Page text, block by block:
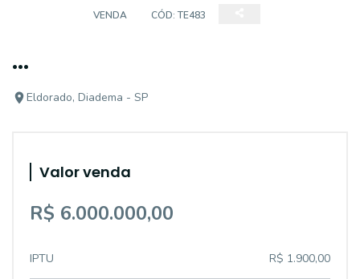
VENDA CÓD:TE483
...
Eldorado, Diadema - SP
Valor venda
R$ 6.000.000,00
IPTU R$ 1.900,00